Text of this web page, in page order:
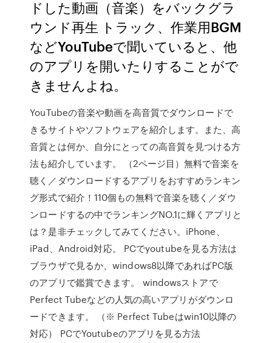
ドした動画（音楽）をバックグラ
ウンド再生 トラック、作業用BGM
などYouTubeで聞いていると、他
のアプリを開いたりすることがで
きませんよね。
YouTubeの音楽や動画を高音質でダウンロードで
きるサイトやソフトウェアを紹介します。また、高
音質とは何か、自分にとっての高音質を見つける方
法も紹介しています。 （2ページ目）無料で音楽を
聴く／ダウンロードするアプリをおすすめランキン
グ形式で紹介！110個もの無料で音楽を聴く／ダウ
ンロードするの中でランキングNO.1に輝くアプリと
は？是非チェックしてみてください。iPhone、
iPad、Android対応。 PCでyoutubeを見る方法は
ブラウザで見るか、windows8以降であればPC版
のアプリで鑑賞できます。 windowsストアで
Perfect Tubeなどの人気の高いアプリがダウンロ
ードできます。 （※ Perfect Tubeはwin10以降の
対応） PCでYoutubeのアプリを見る方法